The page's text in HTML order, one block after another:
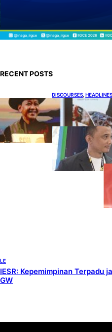
RECENT POSTS
DISCOURSES HEADLINES
Bahlil
Kepemimpinan
LE
IESR: Kepemimpinan Terpadu
GW